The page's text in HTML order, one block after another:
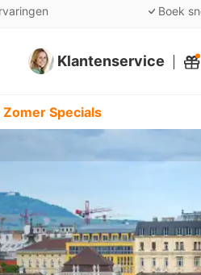
Boek
Klantenservice
Specials